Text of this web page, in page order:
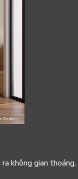
không gian